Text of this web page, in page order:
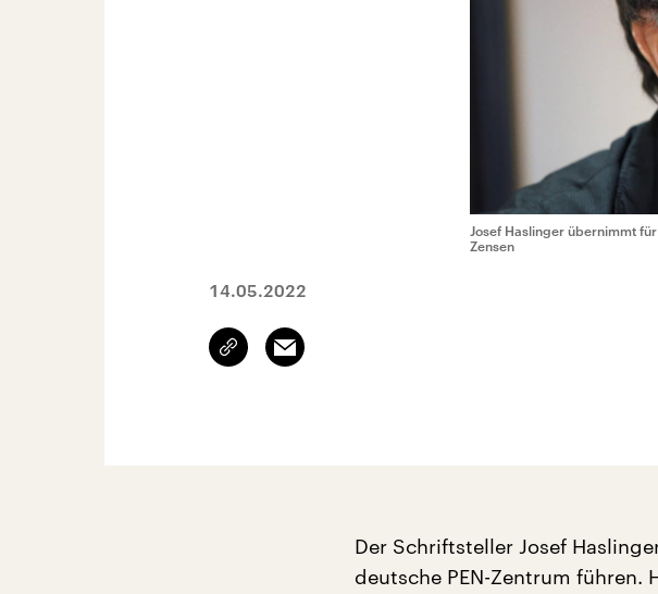
Josef Haslinger übernimmt
Zensen
14.05.2022
Link
kopieren/teilen
Email
Der Schriftsteller Josef
deutsche PEN-Zentrum führen.